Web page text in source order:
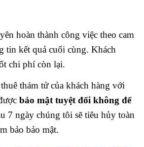
hoàn thành công việc theo cam
tin kết quả cuối cùng. Khách
chi phí còn lại.
thám tử của khách hàng với
bảo mật tuyệt đối không để
7 ngày chúng tôi sẽ tiêu hủy toàn
bảo bảo mật.